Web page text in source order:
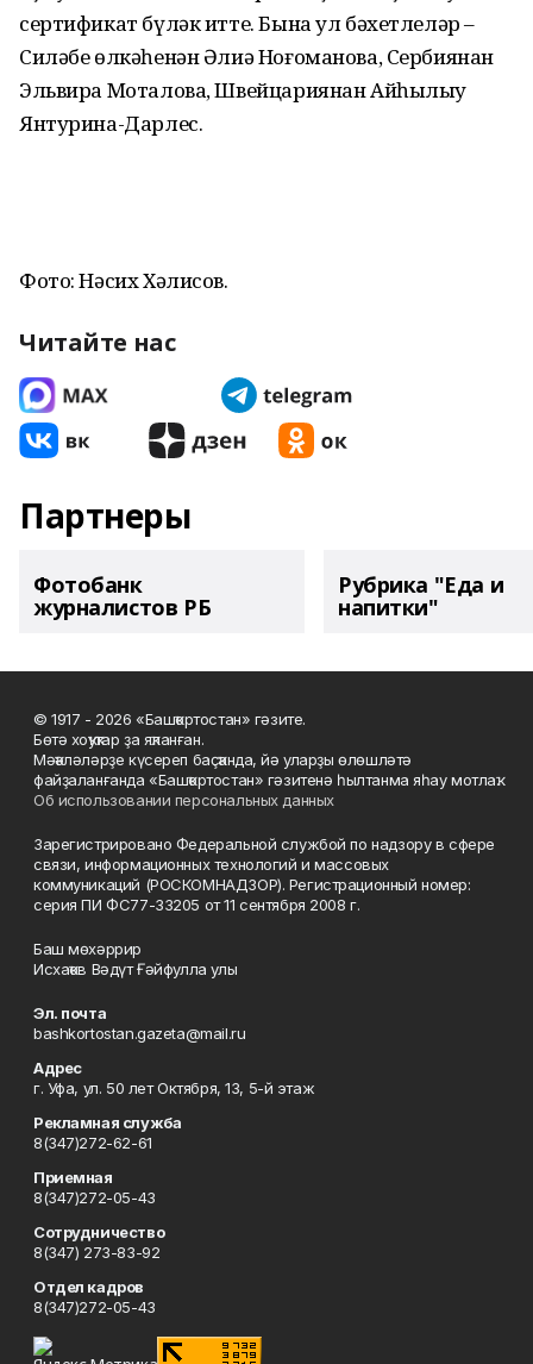
сертификат бүләк итте. Бына ул бәхетлеләр –
Силәбе өлкәһенән Әлиә Ноғоманова, Сербиянан
Эльвира Моталова, Швейцариянан Айһылыу
Янтурина-Дарлес.
Фото: Нәсих Хәлисов.
Читайте нас
Партнеры
Фотобанк
журналистов РБ
Рубрика "Еда и
напитки"
© 1917 - 2026 «Башҡортостан» гәзите.
Бөтә хоҡуҡтар ҙа яҡланған.
Мәҡәләләрҙе күсереп баҫҡанда, йә уларҙы өлөшләтә
файҙаланғанда «Башҡортостан» гәзитенә һылтанма яһау мотлаҡ.
Об использовании персональных данных
Зарегистрировано Федеральной службой по надзору в сфере
связи, информационных технологий и массовых
коммуникаций (РОСКОМНАДЗОР). Регистрационный номер:
серия ПИ ФС77-33205 от 11 сентября 2008 г.
Баш мөхәррир
Исхаҡов Вәдүт Ғәйфулла улы
Эл. почта
bashkortostan.gazeta@mail.ru
Адрес
г. Уфа, ул. 50 лет Октября, 13, 5-й этаж
Рекламная служба
8(347)272-62-61
Приемная
8(347)272-05-43
Сотрудничество
8(347) 273-83-92
Отдел кадров
8(347)272-05-43